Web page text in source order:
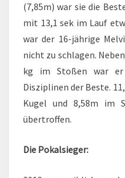
(7,85m) war sie die
mit 13,1 sek im Lauf
war der 16-jährige
nicht zu schlagen.
kg im Stoßen war
Disziplinen der Beste.
Kugel und 8,58m im
übertroffen.
Die Pokalsieger: